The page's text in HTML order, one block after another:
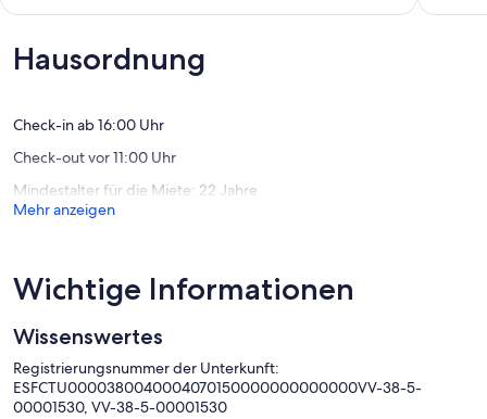
(1
Bewertung)
Hausordnung
Check-in ab 16:00 Uhr
Check-out vor 11:00 Uhr
Mindestalter für die Miete: 22 Jahre
Mehr anzeigen
Wichtige Informationen
Wissenswertes
Registrierungsnummer der Unterkunft:
ESFCTU0000380040004070150000000000000VV-38-5-
00001530, VV-38-5-00001530